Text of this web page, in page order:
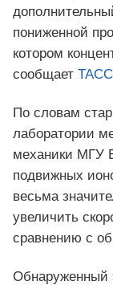
пониженной
котором
сообщает
По словам
лаборатории
механики МГУ
подвижных
весьма
увеличить
сравнению с
Обнаруженный